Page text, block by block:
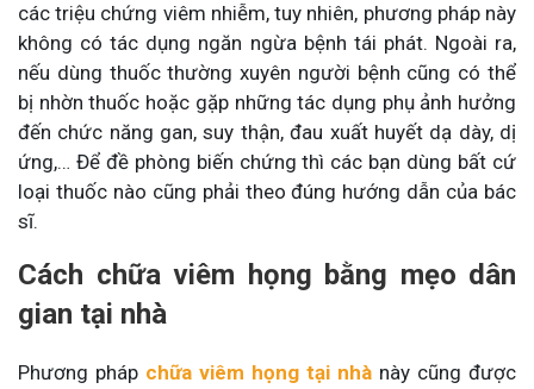
các triệu chứng viêm nhiễm, tuy nhiên, phương pháp này
không có tác dụng ngăn ngừa bệnh tái phát. Ngoài ra,
nếu dùng thuốc thường xuyên người bệnh cũng có thể
bị nhờn thuốc hoặc gặp những tác dụng phụ ảnh hưởng
đến chức năng gan, suy thận, đau xuất huyết dạ dày, dị
ứng,… Để đề phòng biến chứng thì các bạn dùng bất cứ
loại thuốc nào cũng phải theo đúng hướng dẫn của bác
sĩ.
Cách chữa viêm họng bằng mẹo dân
gian tại nhà
Phương pháp chữa viêm họng tại nhà này cũng được